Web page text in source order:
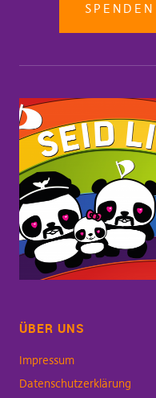
SPENDEN
ÜBER UNS
Impressum
Datenschutzerklärung